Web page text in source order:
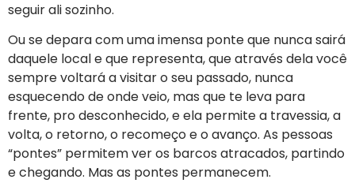
seguir ali sozinho.
Ou se depara com uma imensa ponte que nunca sairá
daquele local e que representa, que através dela você
sempre voltará a visitar o seu passado, nunca
esquecendo de onde veio, mas que te leva para
frente, pro desconhecido, e ela permite a travessia, a
volta, o retorno, o recomeço e o avanço. As pessoas
“pontes” permitem ver os barcos atracados, partindo
e chegando. Mas as pontes permanecem.